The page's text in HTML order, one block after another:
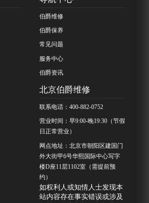
伯爵维修
伯爵保养
常见问题
服务中心
伯爵资讯
北京伯爵维修
联系电话：400-882-0752
营业时间：早9:00-晚19:30（节假
日正常营业）
网点地址：北京市朝阳区建国门
外大街甲6号华熙国际中心写字
楼D座11层1102室（需提前预
约）
如权利人或知情人士发现本
站内容存在事实错误或涉及